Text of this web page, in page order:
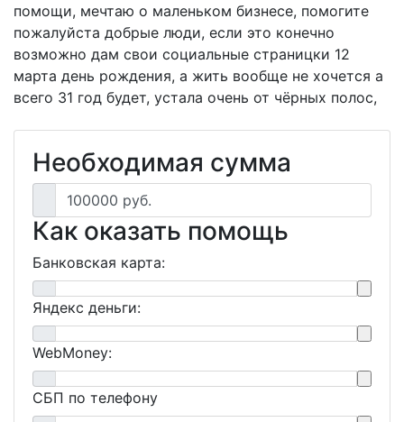
помощи, мечтаю о маленьком бизнесе, помогите
пожалуйста добрые люди, если это конечно
возможно дам свои социальные страницки 12
марта день рождения, а жить вообще не хочется а
всего 31 год будет, устала очень от чёрных полос,
Необходимая сумма
100000 руб.
Как оказать помощь
Банковская карта:
Яндекс деньги:
WebMoney:
СБП по телефону